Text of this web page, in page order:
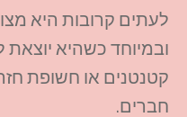
לעתים קרובות היא
ובמיוחד כשהיא
קטנטנים או חשופת
חברים.